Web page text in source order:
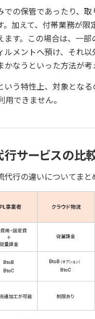
での保管であったり、取
。加えて、付帯業務が限
ます。この場合は、一部
ルメントへ預け、それ
かなうといった方法が考
いう特性上、対象となる
用できません。
サービスの比較
代行の違いについてまと